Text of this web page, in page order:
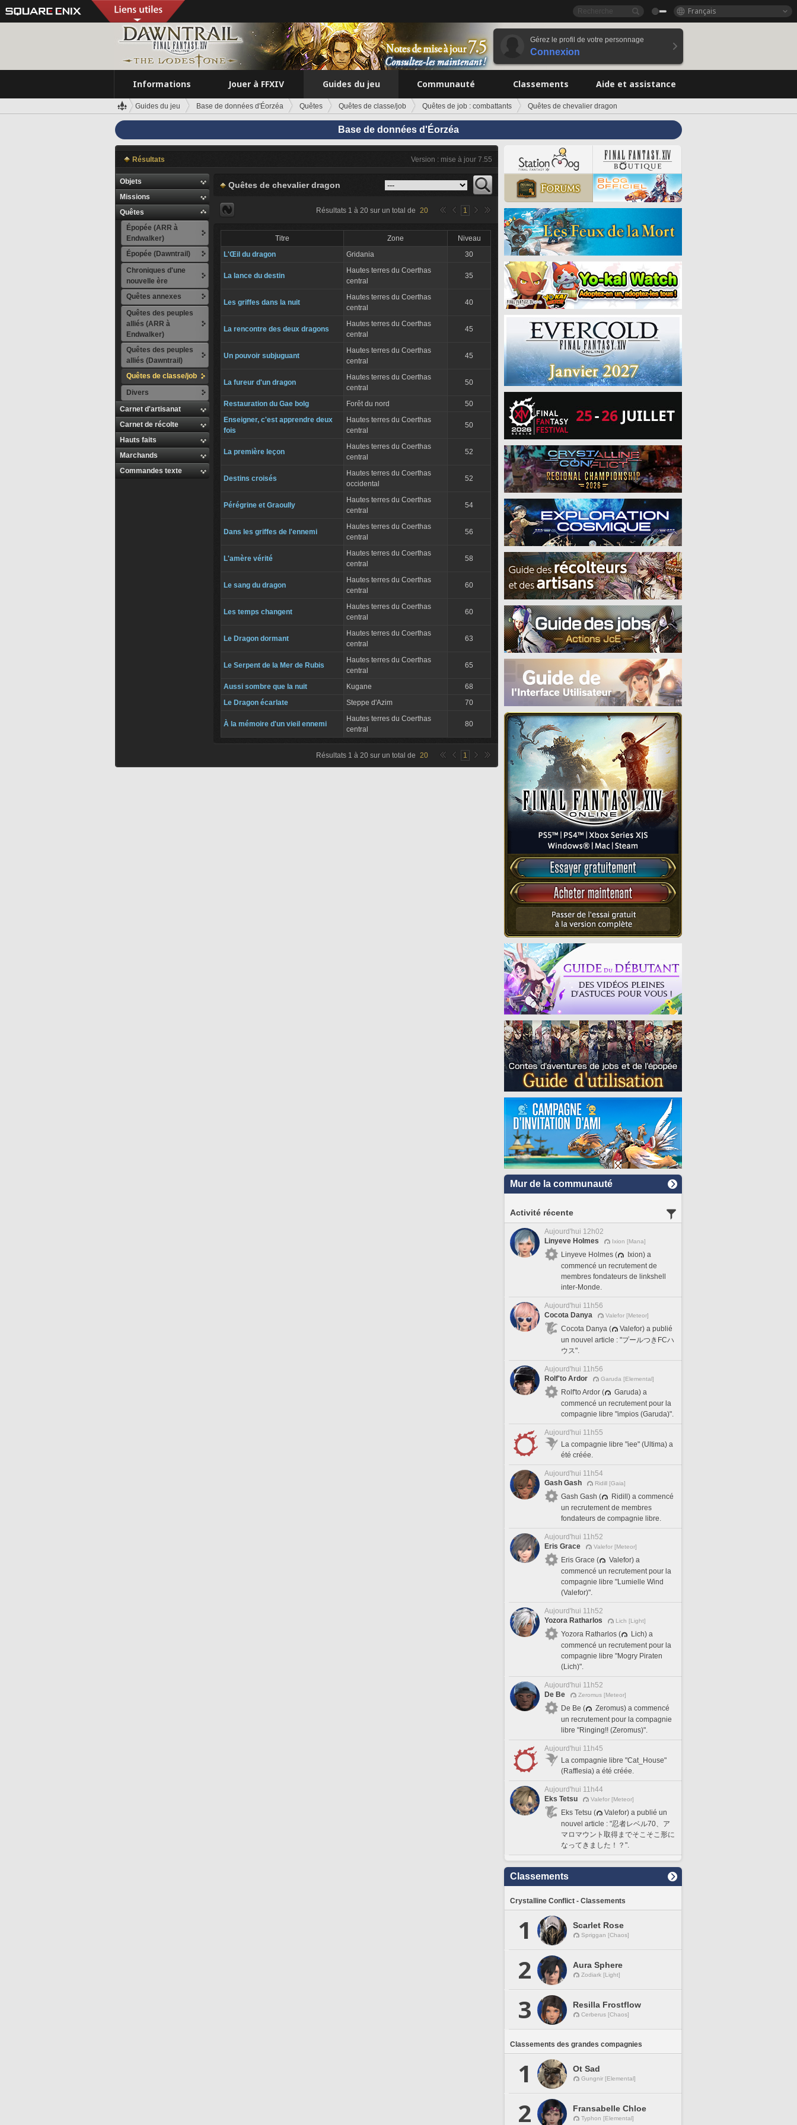
Français
Gérez le profil de votre personnage
Connexion
Informations Jouer à FFXIV Guides du jeu Communauté Classements Aide et assistance
Guides du jeu Base de données d'Éorzéa Quêtes Quêtes de classe/job Quêtes de job : combattants Quêtes de chevalier dragon
Base de données d'Éorzéa
Résultats Version : mise à jour 7.55
Objets
Missions
Quêtes
Épopée (ARR à
Endwalker)
Épopée (Dawntrail)
Chroniques d'une
nouvelle ère
Quêtes annexes
Quêtes des peuples
alliés (ARR à
Endwalker)
Quêtes des peuples
alliés (Dawntrail)
Quêtes de classe/job
Divers
Carnet d'artisanat
Carnet de récolte
Hauts faits
Marchands
Commandes texte
Quêtes de chevalier dragon
Résultats 1 à 20 sur un total de 20 1
Titre Zone
Niveau
L'Œil du dragon
Gridania 30
La lance du destin
Hautes terres du Coerthas
central
35
Les griffes dans la nuit
Hautes terres du Coerthas
central
40
La rencontre des deux dragons
Hautes terres du Coerthas
central
45
Un pouvoir subjuguant
Hautes terres du Coerthas
central
45
La fureur d'un dragon
Hautes terres du Coerthas
central
50
Restauration du Gae bolg Forêt du nord
50
Enseigner, c'est apprendre deux
fois
Hautes terres du Coerthas
central
50
La première leçon
Hautes terres du Coerthas
central
52
Destins croisés
Hautes terres du Coerthas
occidental
52
Pérégrine et Graoully
Hautes terres du Coerthas
central
54
Dans les griffes de l'ennemi
Hautes terres du Coerthas
central
56
L'amère vérité
Hautes terres du Coerthas
central
58
Le sang du dragon
Hautes terres du Coerthas
central
60
Les temps changent
Hautes terres du Coerthas
central
60
Le Dragon dormant
Hautes terres du Coerthas
central
63
Le Serpent de la Mer de Rubis
Hautes terres du Coerthas
central
65
Aussi sombre que la nuit Kugane
68
Le Dragon écarlate
Steppe d'Azim 70
À la mémoire d'un vieil ennemi
Hautes terres du Coerthas
central
80
Résultats 1 à 20 sur un total de 20 1
Mur de la communauté
Activité récente
Aujourd'hui 12h02
Linyeve Holmes
Ixion [Mana]
Linyeve Holmes (
Ixion) a
commencé un recrutement de
membres fondateurs de linkshell
inter-Monde.
Aujourd'hui 11h56
Cocota Danya
Valefor [Meteor]
Cocota Danya (
Valefor) a publié
un nouvel article : "プールつきFCハ
ウス".
Aujourd'hui 11h56
Rolf'to Ardor
Garuda [Elemental]
Rolf'to Ardor (
Garuda) a
commencé un recrutement pour la
compagnie libre "impios (Garuda)".
Aujourd'hui 11h55
La compagnie libre "iee" (Ultima) a
été créée.
Aujourd'hui 11h54
Gash Gash
Ridill [Gaia]
Gash Gash (
Ridill) a commencé
un recrutement de membres
fondateurs de compagnie libre.
Aujourd'hui 11h52
Eris Grace
Valefor [Meteor]
Eris Grace (
Valefor) a
commencé un recrutement pour la
compagnie libre "Lumielle Wind
(Valefor)".
Aujourd'hui 11h52
Yozora Ratharlos
Lich [Light]
Yozora Ratharlos (
Lich) a
commencé un recrutement pour la
compagnie libre "Mogry Piraten
(Lich)".
Aujourd'hui 11h52
De Be
Zeromus [Meteor]
De Be (
Zeromus) a commencé
un recrutement pour la compagnie
libre "Ringing!! (Zeromus)".
Aujourd'hui 11h45
La compagnie libre "Cat_House"
(Rafflesia) a été créée.
Aujourd'hui 11h44
Eks Tetsu
Valefor [Meteor]
Eks Tetsu (
Valefor) a publié un
nouvel article : "忍者レベル70、ア
マロマウント取得までそこそこ形に
なってきました！？".
Classements
Crystalline Conflict - Classements
1 Scarlet Rose
Spriggan [Chaos]
2 Aura Sphere
Zodiark [Light]
3 Resilla Frostflow
Cerberus [Chaos]
Classements des grandes compagnies
1 Ot Sad
Gungnir [Elemental]
2 Fransabelle Chloe
Typhon [Elemental]